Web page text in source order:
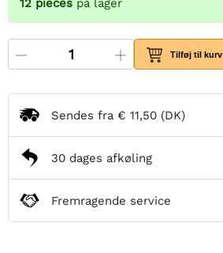
12 pieces på lager
Tilføj til kurv
Sendes fra € 11,50 (DK)
30 dages afkøling
Fremragende service